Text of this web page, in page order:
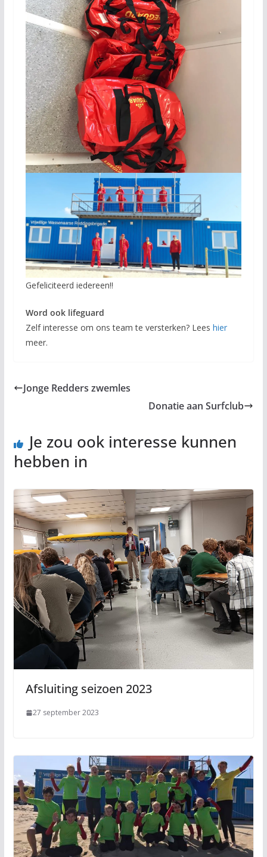
Gefeliciteerd iedereen!!
Word ook lifeguard
Zelf interesse om ons team te versterken? Lees hier
meer.
Jonge Redders zwemles
Donatie aan Surfclub
Je zou ook interesse kunnen
hebben in
Afsluiting seizoen 2023
27 september 2023